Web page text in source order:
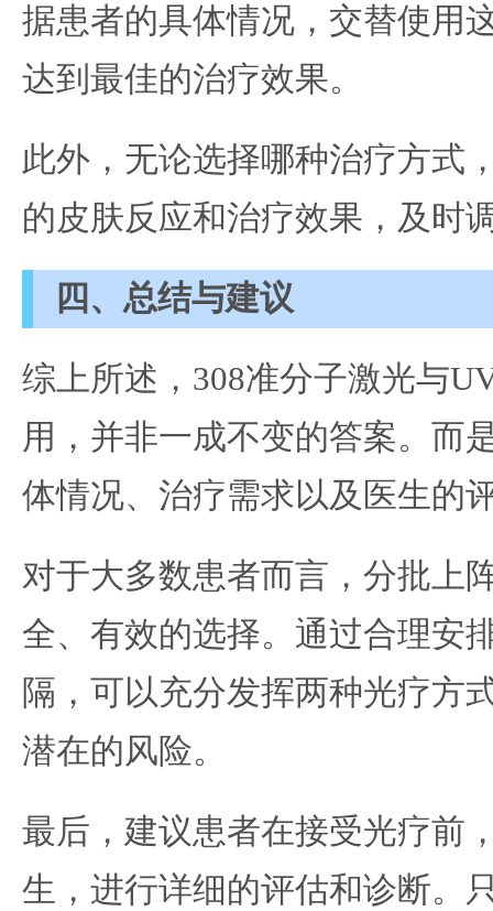
据患者的具体情况，交替使用
达到最佳的治疗效果。
此外，无论选择哪种治疗方式
的皮肤反应和治疗效果，及时
四、总结与建议
综上所述，308准分子激光与
用，并非一成不变的答案。而
体情况、治疗需求以及医生的
对于大多数患者而言，分批上
全、有效的选择。通过合理安
隔，可以充分发挥两种光疗方
潜在的风险。
最后，建议患者在接受光疗前
生，进行详细的评估和诊断。